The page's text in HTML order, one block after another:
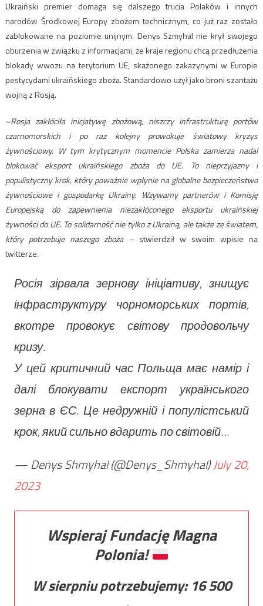
Ukraiński premier domaga się dalszego trucia Polaków i innych
narodów Środkowej Europy zbożem technicznym, co już raz zostało
zablokowane na poziomie unijnym. Denys Szmyhal nie krył swojego
oburzenia w związku z informacjami, że kraje regionu chcą przedłużenia
blokady wwozu na terytorium UE, skażonego zakazynymi w Europie
pestycydami ukraińskiego zboża. Standardowo użył jako broni szantażu
wojną z Rosją.
–Rosja zakłóciła inicjatywę zbożową, niszczy infrastrukturę portów
czarnomorskich i po raz kolejny prowokuje światowy kryzys
żywnościowy. W tym krytycznym momencie Polska zamierza nadal
blokować eksport ukraińskiego zboża do UE. To nieprzyjazny i
populistyczny krok, który poważnie wpłynie na globalne bezpieczeństwo
żywnościowe i gospodarkę Ukrainy. Wzywamy partnerów i Komisję
Europejską do zapewnienia niezakłóconego eksportu ukraińskiej
żywności do UE. To solidarność nie tylko z Ukrainą, ale także ze światem,
który potrzebuje naszego zboża– stwierdził w swoim wpisie na
twitterze.
Росія зірвала зернову ініціативу, знищує
інфраструктуру чорноморських портів,
вкотре провокує світову продовольчу
кризу.
У цей критичний час Польща має намір і
далі блокувати експорт українського
зерна в ЄС. Це недружній і популістський
крок, який сильно вдарить по світовій…
— Denys Shmyhal (@Denys_Shmyhal)July 20,
2023
Wspieraj Fundację Magna
Polonia!
W sierpniu potrzebujemy: 16 500